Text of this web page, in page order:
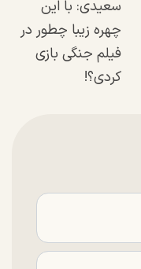
سعیدی:‌ با این
چهره زیبا چطور در
فیلم جنگی بازی
کردی؟!